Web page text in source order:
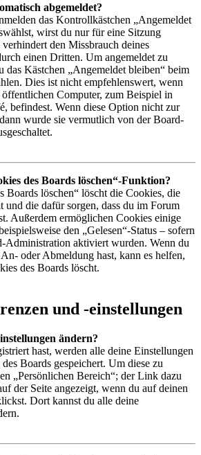
abgemeldet?
das Kontrollkästchen „Angemeldet
wirst du nur für eine Sitzung
den Missbrauch deines
einen Dritten. Um angemeldet zu
das Kästchen „Angemeldet bleiben“ beim
Dies ist nicht empfehlenswert, wenn
Computer, zum Beispiel in
befindest. Wenn diese Option nicht zur
wurde sie vermutlich von der Board-
des Boards löschen“-Funktion?
Boards löschen“ löscht die Cookies, die
und die dafür sorgen, dass du im Forum
Außerdem ermöglichen Cookies einige
den „Gelesen“-Status – sofern
Administration aktiviert wurden. Wenn du
oder Abmeldung hast, kann es helfen,
des Boards löscht.
und -einstellungen
ändern?
hast, werden alle deine Einstellungen
Boards gespeichert. Um diese zu
„Persönlichen Bereich“; der Link dazu
der Seite angezeigt, wenn du auf deinen
Dort kannst du alle deine